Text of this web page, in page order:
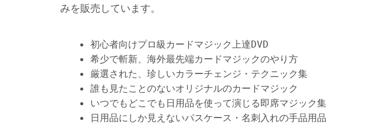
みを販売しています。
初心者向けプロ級カードマジック上達DVD
希少で斬新、海外最先端カードマジックのやり方
厳選された、珍しいカラーチェンジ・テクニック集
誰も見たことのないオリジナルのカードマジック
いつでもどこでも日用品を使って演じる即席マジック集
日用品にしか見えないパスケース・名刺入れの手品用品